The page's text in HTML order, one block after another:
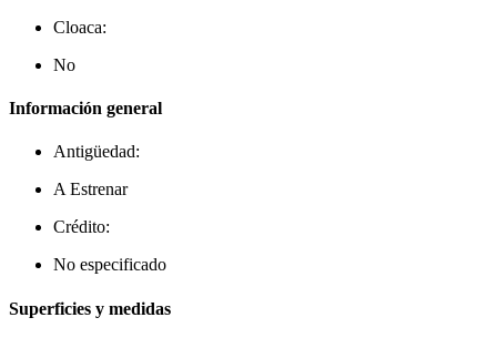
Cloaca:
No
Información general
Antigüedad:
A Estrenar
Crédito:
No especificado
Superficies y medidas